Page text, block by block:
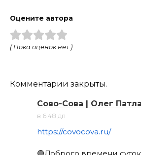
Оцените автора
( Пока оценок нет )
Комментарии закрыты.
Сово-Сова | Олег
в 6:48 дп
https://covocova.ru/
🟢Доброго времени